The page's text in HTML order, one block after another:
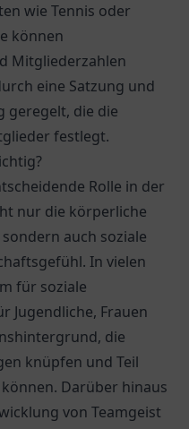
wie Tennis oder
können
Mitgliederzahlen
eine Satzung und
geregelt, die die
festlegt.
Rolle in der
nur die körperliche
auch soziale
In vielen
für soziale
Jugendliche, Frauen
die
knüpfen und Teil
Darüber hinaus
von Teamgeist